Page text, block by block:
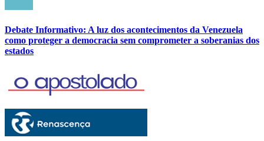
Debate Informativo: A luz dos acontecimentos da Venezuela
como proteger a democracia sem comprometer a soberanias dos
estados